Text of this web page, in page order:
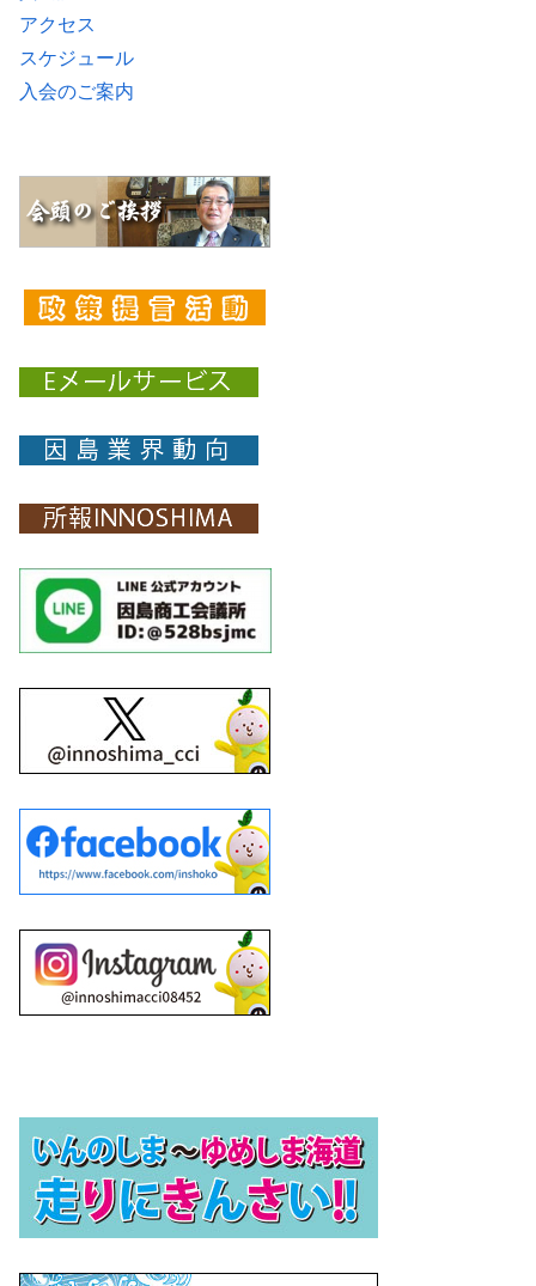
アクセス
スケジュール
入会のご案内